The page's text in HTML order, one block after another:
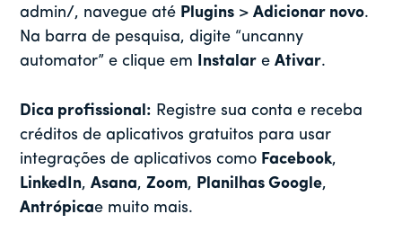
admin/, navegue até Plugins >Adicionar novo.
Na barra de pesquisa, digite “uncanny
automator” e clique em Instalar eAtivar.
Dica profissional: Registre sua conta e receba
créditos de aplicativos gratuitos para usar
integrações de aplicativos como Facebook,
LinkedIn,Asana,Zoom, Planilhas Google,
Antrópicae muito mais.